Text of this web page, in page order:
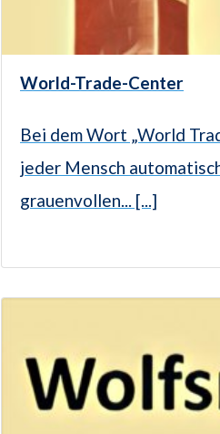
World-Trade-Center
Bei dem Wort „World
jeder Mensch
grauenvollen... [...]